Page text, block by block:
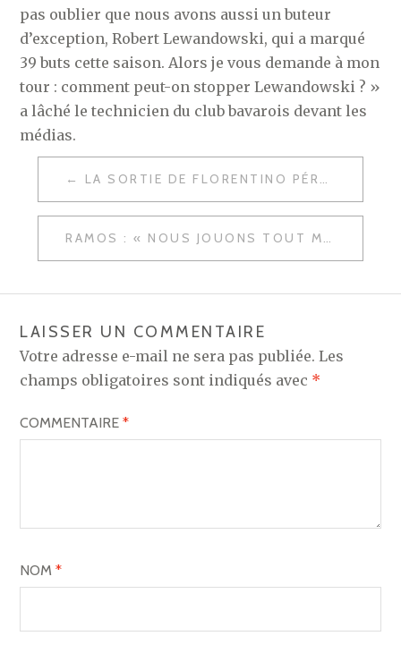
pas oublier que nous avons aussi un buteur
d’exception, Robert Lewandowski, qui a marqué
39 buts cette saison. Alors je vous demande à mon
tour : comment peut-on stopper Lewandowski ? »
a lâché le technicien du club bavarois devant les
médias.
NAVIGATION
DE
L’ARTICLE
LA SORTIE DE FLORENTINO PÉREZ SUR LE MATCH ENTRE LE REAL MADRID ET LE PSG…
LAISSER UN COMMENTAIRE
Votre adresse e-mail ne sera pas publiée. Les
champs obligatoires sont indiqués avec *
COMMENTAIRE*
NOM*